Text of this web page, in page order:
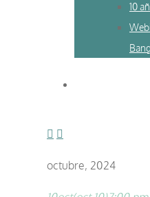
10
octubre, 2024